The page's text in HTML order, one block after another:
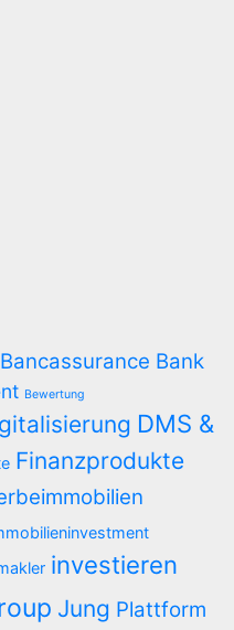
Bancassurance Bank
Bewertung
DMS &
Finanzprodukte
investieren
Jung Plattform